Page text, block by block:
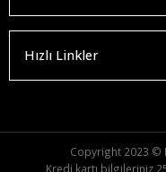
Hızlı Linkler
Copyright 2023 ©
Kredi kartı bilgileriniz